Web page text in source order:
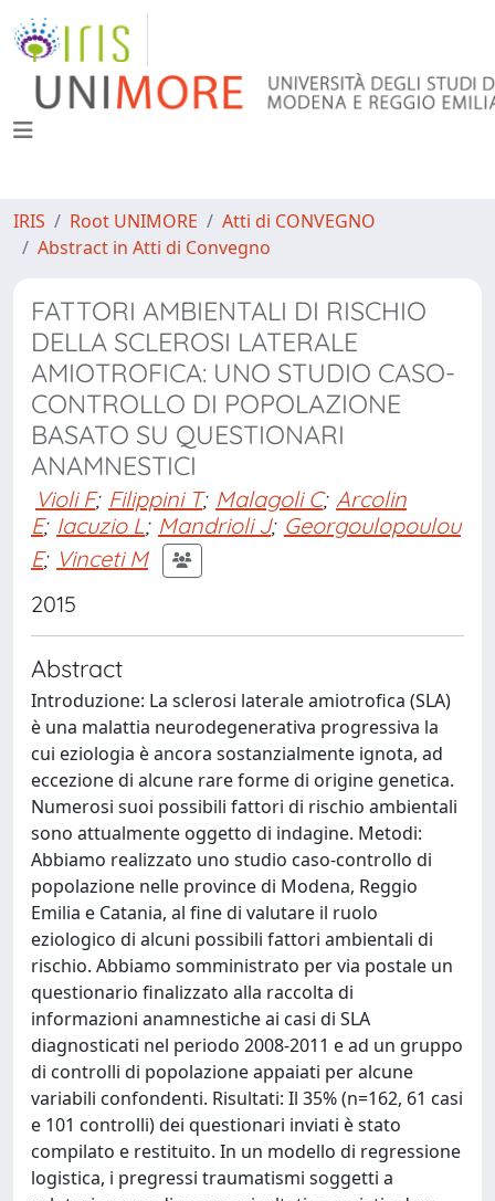
IRIS Root UNIMORE
Atti di CONVEGNO
Abstract in Atti di Convegno
FATTORI AMBIENTALI DI RISCHIO
DELLA SCLEROSI LATERALE
AMIOTROFICA: UNO STUDIO CASO-
CONTROLLO DI POPOLAZIONE
BASATO SU QUESTIONARI
ANAMNESTICI
Violi F; Filippini T; Malagoli C; Arcolin
E; Iacuzio L; Mandrioli J; Georgoulopoulou
E; Vinceti M
2015
Abstract
Introduzione: La sclerosi laterale amiotrofica (SLA)
è una malattia neurodegenerativa progressiva la
cui eziologia è ancora sostanzialmente ignota, ad
eccezione di alcune rare forme di origine genetica.
Numerosi suoi possibili fattori di rischio ambientali
sono attualmente oggetto di indagine. Metodi:
Abbiamo realizzato uno studio caso-controllo di
popolazione nelle province di Modena, Reggio
Emilia e Catania, al fine di valutare il ruolo
eziologico di alcuni possibili fattori ambientali di
rischio. Abbiamo somministrato per via postale un
questionario finalizzato alla raccolta di
informazioni anamnestiche ai casi di SLA
diagnosticati nel periodo 2008-2011 e ad un gruppo
di controlli di popolazione appaiati per alcune
variabili confondenti. Risultati: Il 35% (n=162, 61 casi
e 101 controlli) dei questionari inviati è stato
compilato e restituito. In un modello di regressione
logistica, i pregressi traumatismi soggetti a